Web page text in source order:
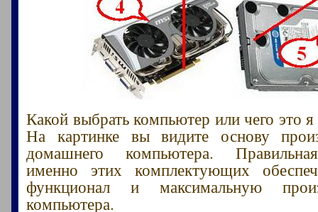
Какой выбрать компьютер или чего это
На картинке вы видите основу
домашнего компьютера.
именно этих комплектующих
функционал и максимальную
компьютера.